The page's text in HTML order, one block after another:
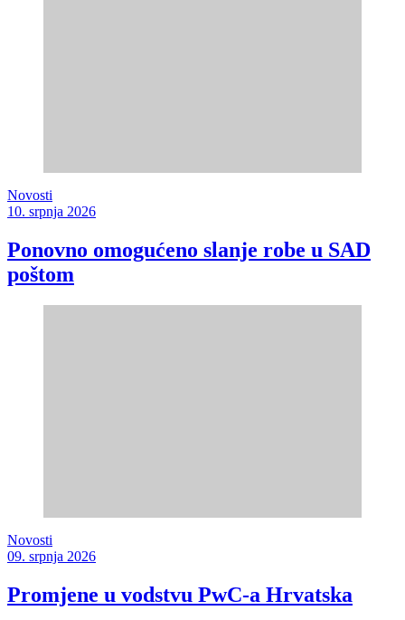
Novosti
10. srpnja 2026
Ponovno omogućeno slanje robe u SAD
poštom
Novosti
09. srpnja 2026
Promjene u vodstvu PwC-a Hrvatska